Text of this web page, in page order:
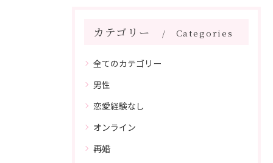
カテゴリー Categories
全てのカテゴリー
男性
恋愛経験なし
オンライン
再婚